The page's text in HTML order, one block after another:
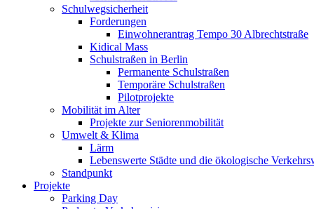
Schulwegsicherheit
Forderungen
Einwohnerantrag Tempo 30 Albrechtstraße
Kidical Mass
Schulstraßen in Berlin
Permanente Schulstraßen
Temporäre Schulstraßen
Pilotprojekte
Mobilität im Alter
Projekte zur Seniorenmobilität
Umwelt & Klima
Lärm
Lebenswerte Städte und die ökologische
Standpunkt
Projekte
Parking Day